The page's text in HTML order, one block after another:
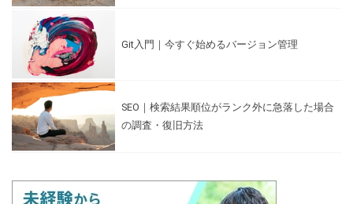
Git入門｜今すぐ始めるバージョン管理
SEO｜検索結果順位がランク外に急落した場合
の調査・復旧方法